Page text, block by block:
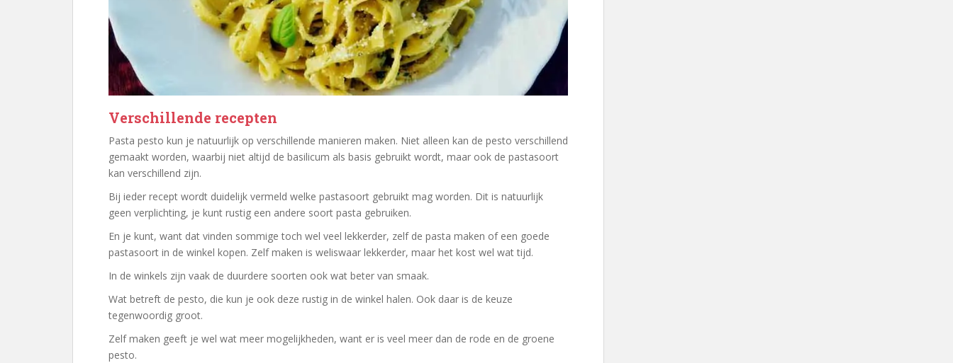
Verschillende recepten
Pasta pesto kun je natuurlijk op verschillende manieren maken. Niet alleen kan de pesto verschillend
gemaakt worden, waarbij niet altijd de basilicum als basis gebruikt wordt, maar ook de pastasoort
kan verschillend zijn.
Bij ieder recept wordt duidelijk vermeld welke pastasoort gebruikt mag worden. Dit is natuurlijk
geen verplichting, je kunt rustig een andere soort pasta gebruiken.
En je kunt, want dat vinden sommige toch wel veel lekkerder, zelf de pasta maken of een goede
pastasoort in de winkel kopen. Zelf maken is weliswaar lekkerder, maar het kost wel wat tijd.
In de winkels zijn vaak de duurdere soorten ook wat beter van smaak.
Wat betreft de pesto, die kun je ook deze rustig in de winkel halen. Ook daar is de keuze
tegenwoordig groot.
Zelf maken geeft je wel wat meer mogelijkheden, want er is veel meer dan de rode en de groene
pesto.